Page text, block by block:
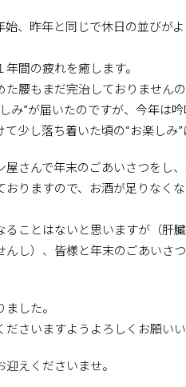
始、昨年と同じで休日の並びが
間の疲れを癒します。
た腰もまだ完治しておりませんの
み”が届いたのですが、今年は
少し落ち着いた頃の“お楽しみ”
屋さんで年末のごあいさつをし
おりますので、お酒が足りなく
ることはないと思いますが（肝
んし）、皆様と年末のごあいさ
した。
さいますようよろしくお願いい
えくださいませ。